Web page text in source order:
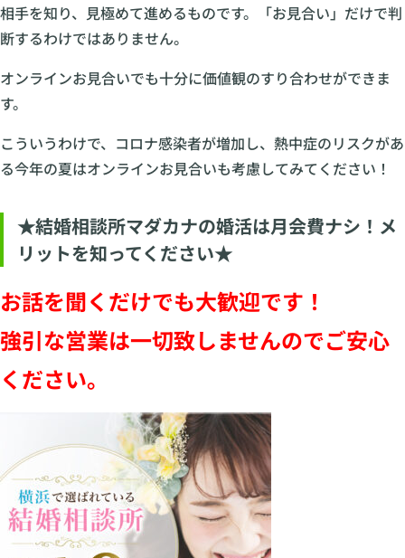
相手を知り、見極めて進めるものです。「お見合い」だけで判
断するわけではありません。
オンラインお見合いでも十分に価値観のすり合わせができま
す。
こういうわけで、コロナ感染者が増加し、熱中症のリスクがあ
る今年の夏はオンラインお見合いも考慮してみてください！
★結婚相談所マダカナの婚活は月会費ナシ！メ
リットを知ってください★
お話を聞くだけでも大歓迎です！
強引な営業は一切致しませんのでご安心
ください。